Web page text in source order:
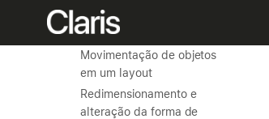
Cópia, duplicação e
exclusão de objetos
Movimentação de objetos
em um layout
Redimensionamento e
alteração da forma de